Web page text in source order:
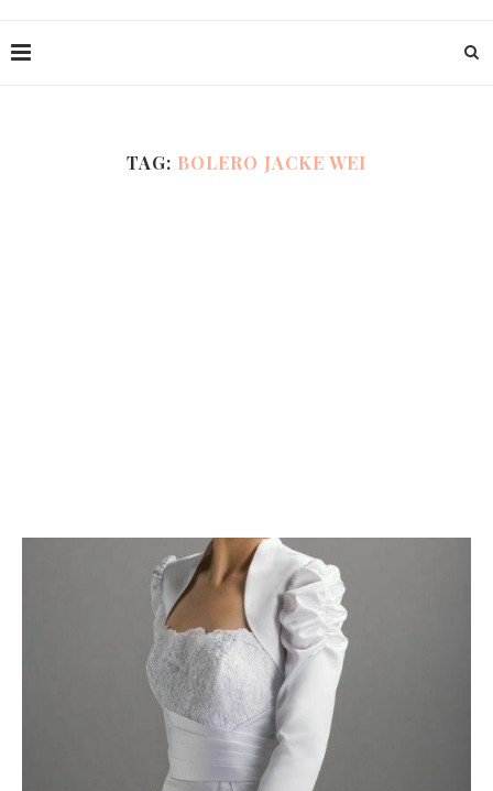
TAG: BOLERO JACKE WEI